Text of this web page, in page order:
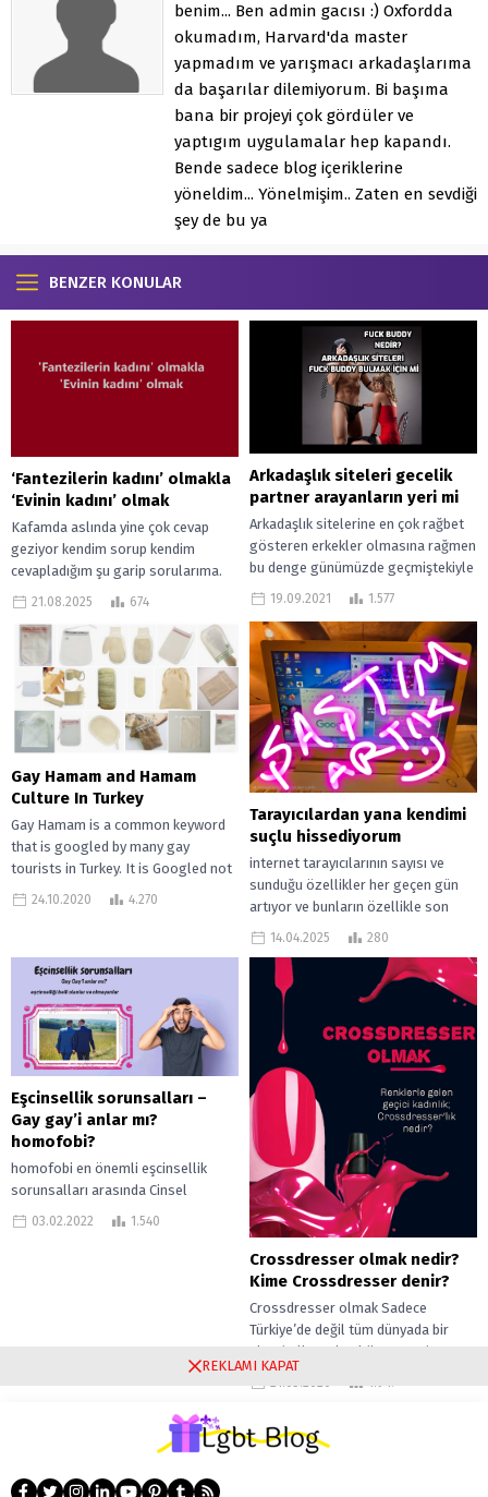
benim... Ben admin gacısı :) Oxfordda
okumadım, Harvard'da master
yapmadım ve yarışmacı arkadaşlarıma
da başarılar dilemiyorum. Bi başıma
bana bir projeyi çok gördüler ve
yaptıgım uygulamalar hep kapandı.
Bende sadece blog içeriklerine
yöneldim... Yönelmişim.. Zaten en sevdiği
şey de bu ya
BENZER KONULAR
‘Fantezilerin kadını’ olmakla
‘Evinin kadını’ olmak
Kafamda aslında yine çok cevap
geziyor kendim sorup kendim
cevapladığım şu garip sorularıma.
🙂 Kafamdan geçiyordu yine
21.08.2025 674
Arkadaşlık siteleri gecelik
partner arayanların yeri mi
Arkadaşlık sitelerine en çok rağbet
gösteren erkekler olmasına rağmen
bu denge günümüzde geçmiştekiyle
neredeyse aynı. Ancak bu arkadaşlık
sitelerinde az...
19.09.2021 1.577
Gay Hamam and Hamam
Culture In Turkey
Gay Hamam is a common keyword
that is googled by many gay
tourists in Turkey. It is Googled not
only...
24.10.2020 4.270
Tarayıcılardan yana kendimi
suçlu hissediyorum
internet tarayıcılarının sayısı ve
sunduğu özellikler her geçen gün
artıyor ve bunların özellikle son
zamanlardaki yapay zeka ile
14.04.2025 280
Eşcinsellik sorunsalları –
Gay gay’i anlar mı?
homofobi?
homofobi en önemli eşcinsellik
sorunsalları arasında Cinsel
kimliğiniz eşcinsel, trans biseks
03.02.2022 1.540
Crossdresser olmak nedir?
Kime Crossdresser denir?
Crossdresser olmak Sadece
Türkiye’de değil tüm dünyada bir
akım haline mi geldi? Crossdresser
olmak nedir? Kime Crossdresser
21.03.2020 1.947
REKLAMI KAPAT